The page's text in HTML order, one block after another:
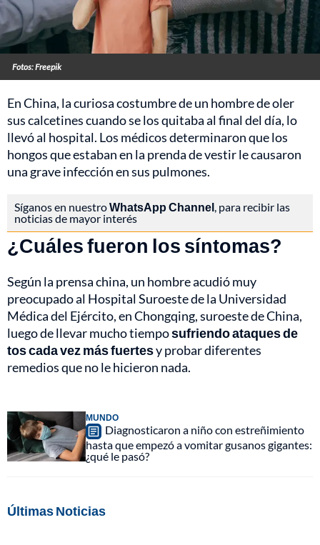
Fotos: Freepik
En China, la curiosa costumbre de un hombre de oler
sus calcetines cuando se los quitaba al final del día, lo
llevó al hospital. Los médicos determinaron que los
hongos que estaban en la prenda de vestir le causaron
una grave infección en sus pulmones.
Síganos en nuestroWhatsApp Channel, para recibir las
noticias de mayor interés
¿Cuáles fueron los síntomas?
Según la prensa china, un hombre acudió muy
preocupado al Hospital Suroeste de la Universidad
Médica del Ejército, en Chongqing, suroeste de China,
luego de llevar mucho tiemposufriendo ataques de
tos cada vez más fuertesy probar diferentes
remedios que no le hicieron nada.
MUNDO
Diagnosticaron a niño con estreñimiento
hasta que empezó a vomitar gusanos gigantes:
¿qué le pasó?
Últimas Noticias